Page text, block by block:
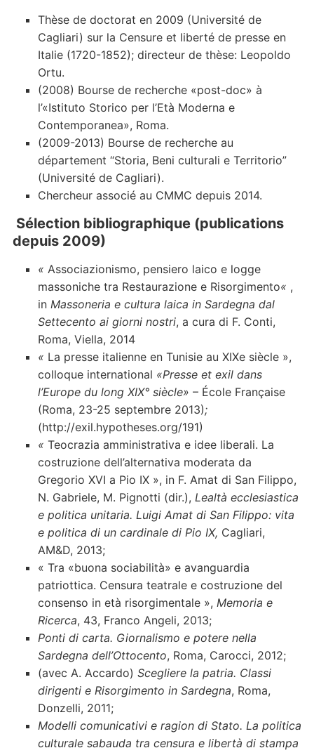
Thèse de doctorat en 2009 (Université de
Cagliari) sur la Censure et liberté de presse en
Italie (1720-1852); directeur de thèse: Leopoldo
Ortu.
(2008) Bourse de recherche «post-doc» à
l’«Istituto Storico per l’Età Moderna e
Contemporanea», Roma.
(2009-2013) Bourse de recherche au
département “Storia, Beni culturali e Territorio”
(Université de Cagliari).
Chercheur associé au CMMC depuis 2014.
Sélection bibliographique (publications
depuis 2009)
« Associazionismo, pensiero laico e logge
massoniche tra Restaurazione e Risorgimento« ,
in Massoneria e cultura laica in Sardegna dal
Settecento ai giorni nostri, a cura di F. Conti,
Roma, Viella, 2014
« La presse italienne en Tunisie au XIXe siècle »,
colloque international «Presse et exil dans
l’Europe du long XIX° siècle» – École Française
(Roma, 23-25 septembre 2013);
(http://exil.hypotheses.org/191)
« Teocrazia amministrativa e idee liberali. La
costruzione dell’alternativa moderata da
Gregorio XVI a Pio IX », in F. Amat di San Filippo,
N. Gabriele, M. Pignotti (dir.), Lealtà ecclesiastica
e politica unitaria. Luigi Amat di San Filippo: vita
e politica di un cardinale di Pio IX, Cagliari,
AM&D, 2013;
« Tra «buona sociabilità» e avanguardia
patriottica. Censura teatrale e costruzione del
consenso in età risorgimentale », Memoria e
Ricerca, 43, Franco Angeli, 2013;
Ponti di carta. Giornalismo e potere nella
Sardegna dell’Ottocento, Roma, Carocci, 2012;
(avec A. Accardo) Scegliere la patria. Classi
dirigenti e Risorgimento in Sardegna, Roma,
Donzelli, 2011;
Modelli comunicativi e ragion di Stato. La politica
culturale sabauda tra censura e libertà di stampa